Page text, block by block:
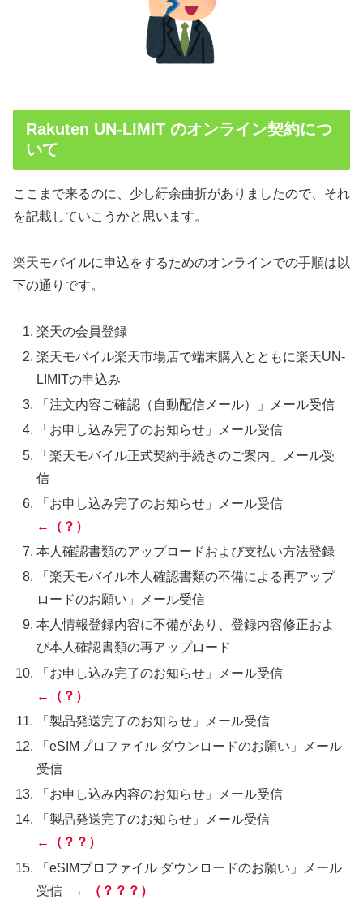
Rakuten UN-LIMIT のオンライン契約につ
いて
ここまで来るのに、少し紆余曲折がありましたので、それ
を記載していこうかと思います。
楽天モバイルに申込をするためのオンラインでの手順は以
下の通りです。
楽天の会員登録
楽天モバイル楽天市場店で端末購入とともに楽天UN-
LIMITの申込み
「注文内容ご確認（自動配信メール）」メール受信
「お申し込み完了のお知らせ」メール受信
「楽天モバイル正式契約手続きのご案内」メール受
信
「お申し込み完了のお知らせ」メール受信
←（？）
本人確認書類のアップロードおよび支払い方法登録
「楽天モバイル本人確認書類の不備による再アップ
ロードのお願い」メール受信
本人情報登録内容に不備があり、登録内容修正およ
び本人確認書類の再アップロード
「お申し込み完了のお知らせ」メール受信
←（？）
「製品発送完了のお知らせ」メール受信
「eSIMプロファイル ダウンロードのお願い」メール
受信
「お申し込み内容のお知らせ」メール受信
「製品発送完了のお知らせ」メール受信
←（？？）
「eSIMプロファイル ダウンロードのお願い」メール
受信
←（？？？）